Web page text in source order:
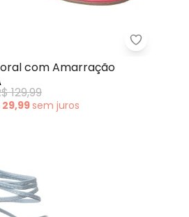
Preta com AmarraçãoPerfecta
com Amarração
129,99
29,99sem juros